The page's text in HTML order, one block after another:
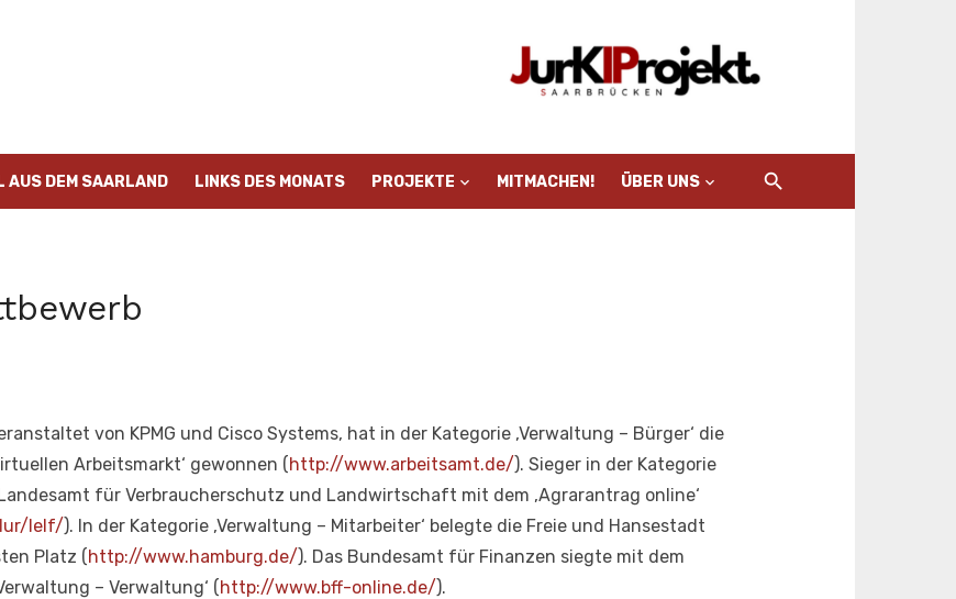
AUS DEM SAARLAND LINKS DES MONATS PROJEKTE MITMACHEN! ÜBER UNS
von KPMG und Cisco Systems, hat in der Kategorie ‚Verwaltung – Bürger‘ die
Arbeitsmarkt‘ gewonnen (http://www.arbeitsamt.de/). Sieger in der Kategorie
für Verbraucherschutz und Landwirtschaft mit dem ‚Agrarantrag online‘
lelf/). In der Kategorie ‚Verwaltung – Mitarbeiter‘ belegte die Freie und Hansestadt
Platz (http://www.hamburg.de/). Das Bundesamt für Finanzen siegte mit dem
– Verwaltung‘ (http://www.bff-online.de/).